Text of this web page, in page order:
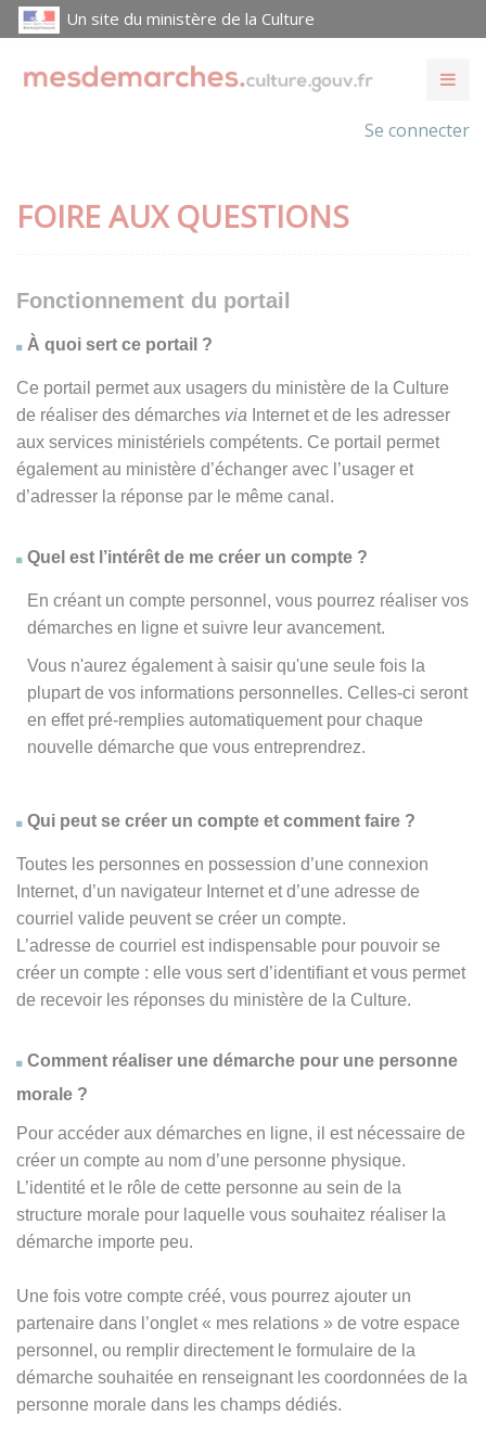
Un site du ministère de la Culture
Se connecter
FOIRE AUX QUESTIONS
Fonctionnement du portail
À quoi sert ce portail ?
Ce portail permet aux usagers du ministère de la Culture
de réaliser des démarches via Internet et de les adresser
aux services ministériels compétents. Ce portail permet
également au ministère d’échanger avec l’usager et
d’adresser la réponse par le même canal.
Quel est l’intérêt de me créer un compte ?
En créant un compte personnel, vous pourrez réaliser vos
démarches en ligne et suivre leur avancement.
Vous n'aurez également à saisir qu'une seule fois la
plupart de vos informations personnelles. Celles-ci seront
en effet pré-remplies automatiquement pour chaque
nouvelle démarche que vous entreprendrez.
Qui peut se créer un compte et comment faire ?
Toutes les personnes en possession d’une connexion
Internet, d’un navigateur Internet et d’une adresse de
courriel valide peuvent se créer un compte.
L’adresse de courriel est indispensable pour pouvoir se
créer un compte : elle vous sert d’identifiant et vous permet
de recevoir les réponses du ministère de la Culture.
Comment réaliser une démarche pour une personne
morale ?
Pour accéder aux démarches en ligne, il est nécessaire de
créer un compte au nom d’une personne physique.
L’identité et le rôle de cette personne au sein de la
structure morale pour laquelle vous souhaitez réaliser la
démarche importe peu.
Une fois votre compte créé, vous pourrez ajouter un
partenaire dans l’onglet « mes relations » de votre espace
personnel, ou remplir directement le formulaire de la
démarche souhaitée en renseignant les coordonnées de la
personne morale dans les champs dédiés.